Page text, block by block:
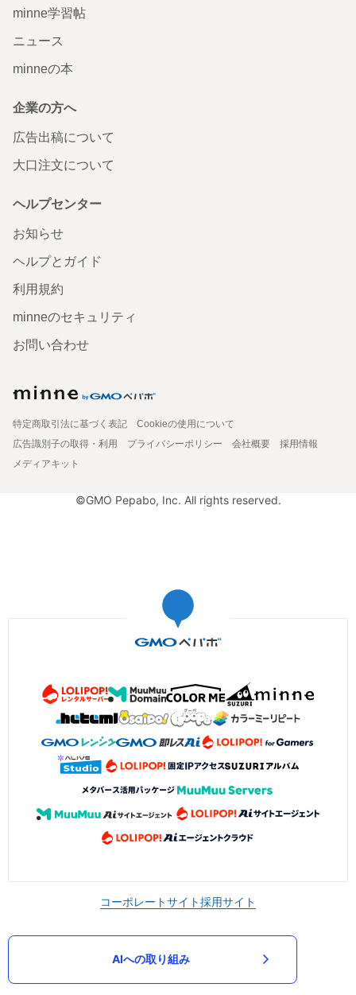
minne学習帖
ニュース
minneの本
企業の方へ
広告出稿について
大口注文について
ヘルプセンター
お知らせ
ヘルプとガイド
利用規約
minneのセキュリティ
お問い合わせ
特定商取引法に基づく表記
Cookieの使用について
広告識別子の取得・利用
プライバシーポリシー 会社概要
採用情報
メディアキット
©GMO Pepabo, Inc. All rights reserved.
コーポレートサイト採用サイト
AIへの取り組み